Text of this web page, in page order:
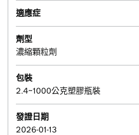
適應症
劑型
濃縮顆粒劑
包裝
2.4~1000公克塑膠瓶裝
發證日期
2026-01-13